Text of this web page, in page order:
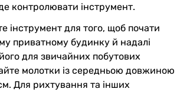
контролювати інструмент.
інструмент для того, щоб почати
приватному будинку й надалі
для звичайних побутових
молотки із середньою довжиною
Для рихтування та інших